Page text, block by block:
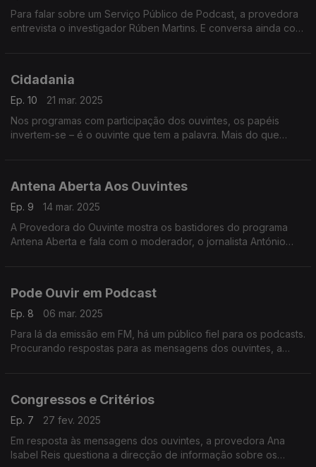
Para falar sobre um Serviço Público de Podcast, a provedora
entrevista o investigador Rúben Martins. E conversa ainda com
Cidadania
Ep. 10
21 mar. 2025
Nos programas com participação dos ouvintes, os papéis
invertem-se – é o ouvinte que tem a palavra. Mais do que
Antena Aberta Aos Ouvintes
Ep. 9
14 mar. 2025
A Provedora do Ouvinte mostra os bastidores do programa
Antena Aberta e fala com o moderador, o jornalista António
Pode Ouvir em Podcast
Ep. 8
06 mar. 2025
Para lá da emissão em FM, há um público fiel para os podcasts.
Procurando respostas para as mensagens dos ouvintes, a
Congressos e Critérios
Ep. 7
27 fev. 2025
Em resposta às mensagens dos ouvintes, a provedora Ana
Isabel Reis questiona a direcção de informação sobre os